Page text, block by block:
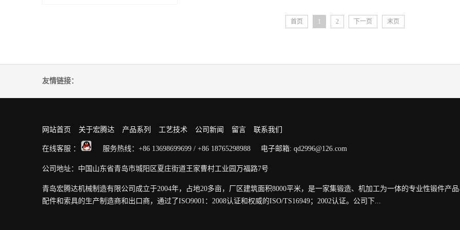
首页 1 2 下一页 末页
友情链接：
网站首页 关于宏腾达 产品系列 工艺技术 公司新闻 留言 联系我们
在线客服 ： 服务热线：+86 13698699699 / +86 18765298988 电子邮箱: qd2996@126.com
公司地址：中国山东省青岛市城阳区夏庄街道王家曹村工业园万福路7号
青岛宏腾达机械制造有限公司成立于2004年，占地20多亩，厂区建筑面积8000平米，是一家集锻造、机加工为一体的专业性锻件产
配件和索具的生产制造商和出口商，通过了ISO9001：2008认证和权威的ISO/TS16949；2002认证。公司下...